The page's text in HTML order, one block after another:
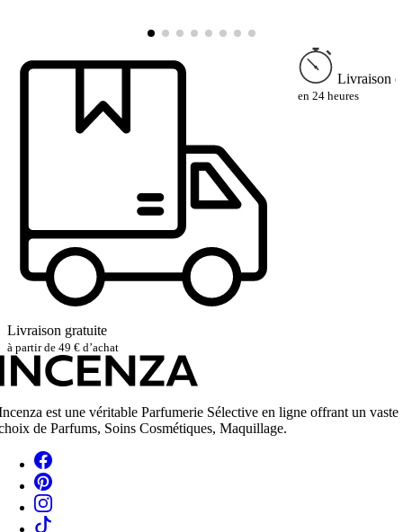
Livraison gratuite
à partir de 49 € d’achat
Livraison
en 24 heures
est une véritable Parfumerie Sélective en ligne offrant un vaste
de Parfums, Soins Cosmétiques, Maquillage.